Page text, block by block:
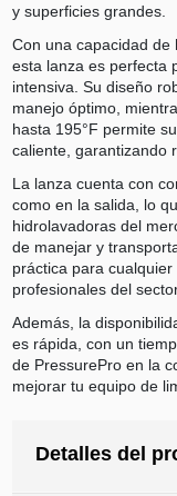
y superficies grandes.
Con una capacidad de
esta lanza es perfecta
intensiva. Su diseño
manejo óptimo,
hasta 195°F permite
caliente, garantizando
La lanza cuenta con
como en la salida, lo
hidrolavadoras del
de manejar y
práctica para
profesionales del
Además, la
es rápida, con un
de PressurePro en la
mejorar tu equipo de
Detalles del